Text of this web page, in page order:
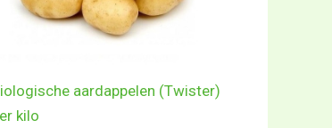
aardappelen (Twister)
kilo